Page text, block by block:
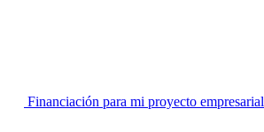
Financiación para mi proyecto empresarial